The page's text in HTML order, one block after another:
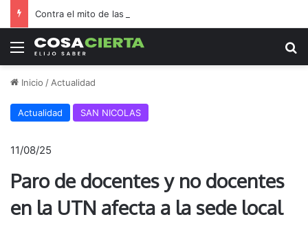
Menú
Inicio / Actualidad
Actualidad SAN NICOLAS
11/08/25
Paro de docentes y no docentes
en la UTN afecta a la sede local